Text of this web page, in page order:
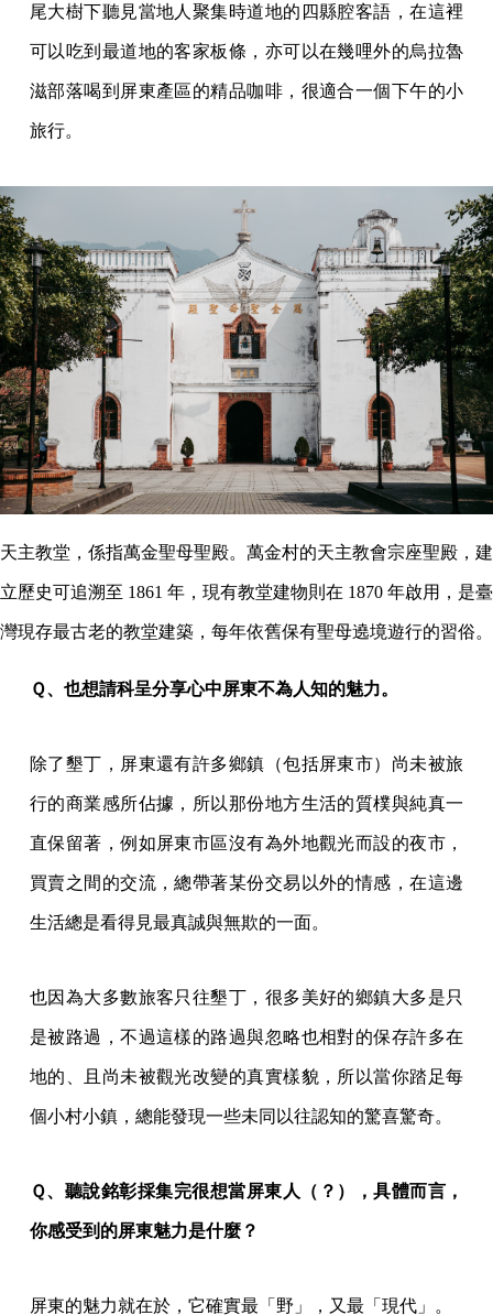
尾大樹下聽見當地人聚集時道地的四縣腔客語，在這裡
可以吃到最道地的客家板條，亦可以在幾哩外的烏拉魯
滋部落喝到屏東產區的精品咖啡，很適合一個下午的小
旅行。
天主教堂，係指萬金聖母聖殿。萬金村的天主教會宗座聖殿，建
立歷史可追溯至 1861 年，現有教堂建物則在 1870 年啟用，是臺
灣現存最古老的教堂建築，每年依舊保有聖母遶境遊行的習俗。
Ｑ、也想請科呈分享心中屏東不為人知的魅力。
除了墾丁，屏東還有許多鄉鎮（包括屏東市）尚未被旅
行的商業感所佔據，所以那份地方生活的質樸與純真一
直保留著，例如屏東市區沒有為外地觀光而設的夜市，
買賣之間的交流，總帶著某份交易以外的情感，在這邊
生活總是看得見最真誠與無欺的一面。
也因為大多數旅客只往墾丁，很多美好的鄉鎮大多是只
是被路過，不過這樣的路過與忽略也相對的保存許多在
地的、且尚未被觀光改變的真實樣貌，所以當你踏足每
個小村小鎮，總能發現一些未同以往認知的驚喜驚奇。
Ｑ、聽說銘彰採集完很想當屏東人（？），具體而言，
你感受到的屏東魅力是什麼？
屏東的魅力就在於，它確實最「野」，又最「現代」。